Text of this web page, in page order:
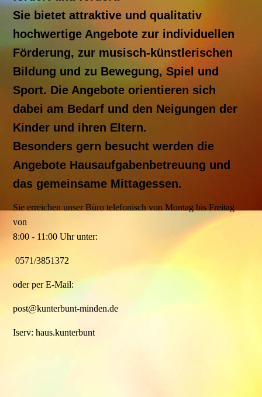
Sie bietet attraktive und qualitativ
hochwertige Angebote zur individuellen
Förderung, zur musisch-künstlerischen
Bildung und zu Bewegung, Spiel und
Sport. Die Angebote orientieren sich
dabei am Bedarf und den Neigungen der
Kinder und ihren Eltern.
Besonders gern besucht werden die
Angebote Hausaufgabenbetreuung und
das gemeinsame Mittagessen.
Sie erreichen unser Büro telefonisch von Montag bis Freitag
von
8:00 - 11:00 Uhr unter:
0571/3851372
oder per E-Mail:
post@kunterbunt-minden.de
Iserv: haus.kunterbunt